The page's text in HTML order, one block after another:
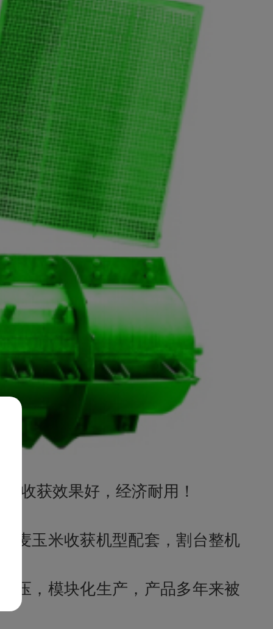
收获效果好，经济耐用！
麦玉米收获机型配套，割台整机
压，模块化生产，产品多年来被